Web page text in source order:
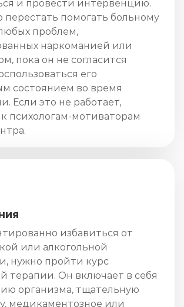
и провести интервенцию.
помогать больному
проблем,
наркоманией или
пока он не согласится
его
состоянием во время
Если это не работает,
психологам-мотиваторам
избавиться от
или алкогольной
нужно пройти курс
терапии. Он включает в себя
организма, тщательную
медикаментозное или